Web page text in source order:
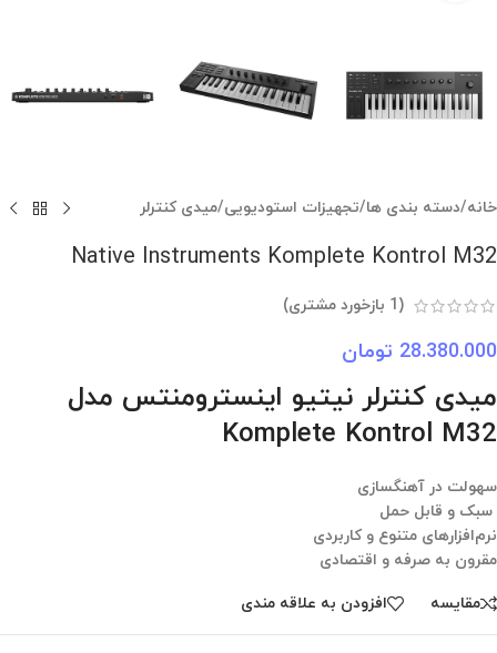
خانه/دسته بندی ها/تجهیزات استودیویی/میدی کنترلر
Native Instruments Komplete Kontrol M32
(
1 بازخورد مشتری)
28.380.000 تومان
میدی کنترلر نیتیو اینسترومنتس مدل
Komplete Kontrol M32
سهولت در آهنگسازی
سبک و قابل حمل
نرم‌افزارهای متنوع و کاربردی
مقرون به صرفه و اقتصادی
مقایسه افزودن به علاقه مندی